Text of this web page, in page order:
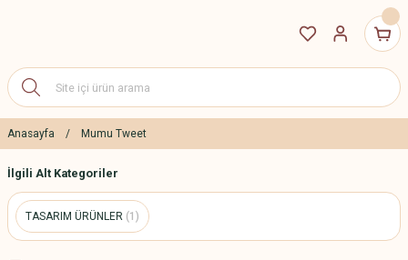
Anasayfa Mumu Tweet
İlgili Alt Kategoriler
TASARIM ÜRÜNLER (1)